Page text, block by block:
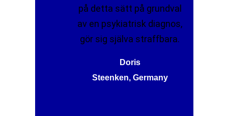
på detta sätt på grundval
av en psykiatrisk diagnos,
gör sig själva straffbara.
Doris
Steenken, Germany